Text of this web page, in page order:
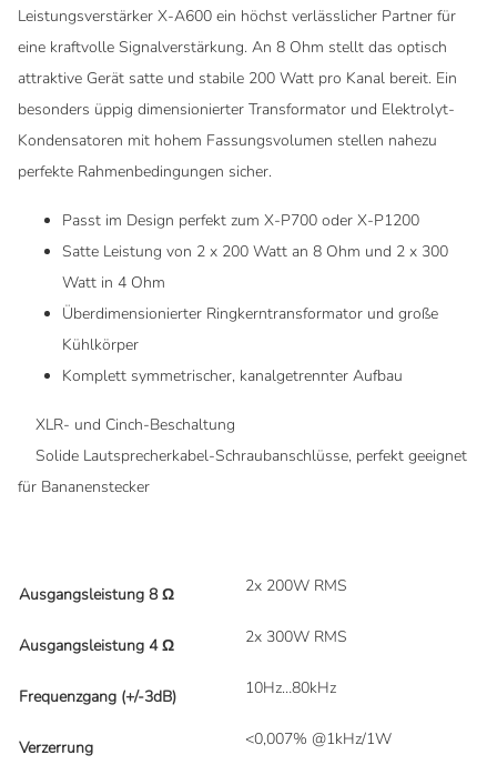
Leistungsverstärker X-A600 ein höchst verlässlicher Partner für
eine kraftvolle Signalverstärkung. An 8 Ohm stellt das optisch
attraktive Gerät satte und stabile 200 Watt pro Kanal bereit. Ein
besonders üppig dimensionierter Transformator und Elektrolyt-
Kondensatoren mit hohem Fassungsvolumen stellen nahezu
perfekte Rahmenbedingungen sicher.
Passt im Design perfekt zum X-P700 oder X-P1200
Satte Leistung von 2 x 200 Watt an 8 Ohm und 2 x 300
Watt in 4 Ohm
Überdimensionierter Ringkerntransformator und große
Kühlkörper
Komplett symmetrischer, kanalgetrennter Aufbau
XLR- und Cinch-Beschaltung
Solide Lautsprecherkabel-Schraubanschlüsse, perfekt geeignet
für Bananenstecker
Ausgangsleistung 8 Ω 2x 200W RMS
Ausgangsleistung 4 Ω 2x 300W RMS
Frequenzgang (+/-3dB) 10Hz…80kHz
Verzerrung <0,007% @1kHz/1W